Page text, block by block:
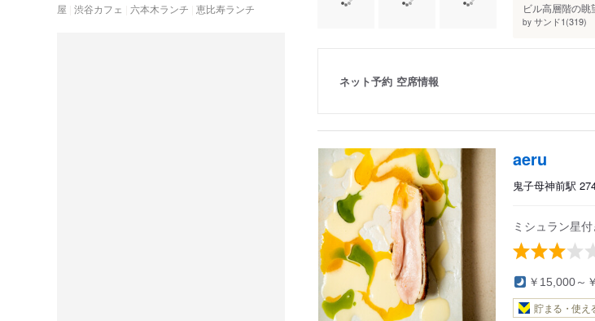
屋 渋谷カフェ 六本木ランチ 恵比寿ランチ ビル高層階の
by サンド1(319)
ネット予約 空席情報
aeru
鬼子母神前駅
ミシュラン星
￥15,000～
貯まる・使え